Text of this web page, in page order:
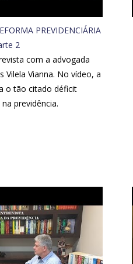
PREVIDENCIÁRIA
2
com a advogada
Vilela Vianna. No vídeo, a
o tão citado déficit
previdência.